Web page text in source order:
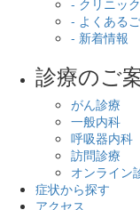
- クリニッ
- よくある
- 新着情報
診療のご
がん診療
一般内科
呼吸器内科
訪問診療
オンライン
症状から探す
アクセス